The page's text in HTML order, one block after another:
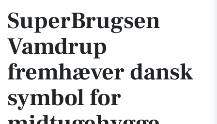
SuperBrugsen
Vamdrup
fremhæver dansk
symbol for